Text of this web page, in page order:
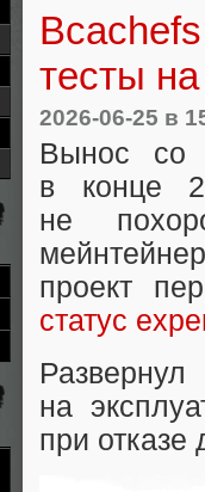
тесты
2026-06-25 в
Вынос со
в конце
не
проект
статус
на
при отказе